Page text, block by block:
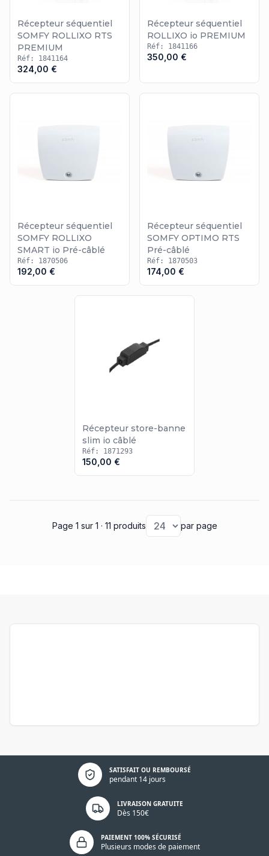
Récepteur séquentiel
SOMFY ROLLIXO RTS
PREMIUM
Réf: 1841164
324,00 €
Récepteur séquentiel
ROLLIXO io PREMIUM
Réf: 1841166
350,00 €
Récepteur séquentiel
SOMFY ROLLIXO
SMART io Pré-câblé
Réf: 1870506
192,00 €
Récepteur séquentiel
SOMFY OPTIMO RTS
Pré-câblé
Réf: 1870503
174,00 €
Récepteur store-banne
slim io câblé
Réf: 1871293
150,00 €
Page 1 sur 1 · 11 produits par page
SATISFAIT OU REMBOURSÉ
pendant 14 jours
Politique de confidentialité
LIVRAISON GRATUITE
Dès 150€
PAIEMENT 100% SÉCURISÉ
Plusieurs modes de paiement